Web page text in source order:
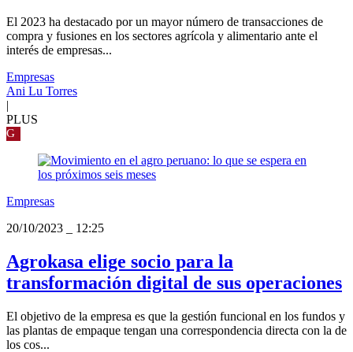
El 2023 ha destacado por un mayor número de transacciones de
compra y fusiones en los sectores agrícola y alimentario ante el
interés de empresas...
Empresas
Ani Lu Torres
|
PLUS
G
Empresas
20/10/2023
12:25
Agrokasa elige socio para la
transformación digital de sus operaciones
El objetivo de la empresa es que la gestión funcional en los fundos y
las plantas de empaque tengan una correspondencia directa con la de
los cos...